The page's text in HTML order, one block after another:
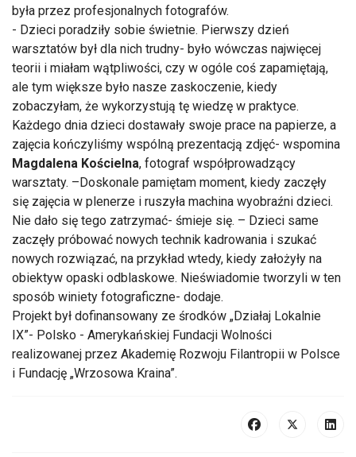
była przez profesjonalnych fotografów.
- Dzieci poradziły sobie świetnie. Pierwszy dzień
warsztatów był dla nich trudny- było wówczas najwięcej
teorii i miałam wątpliwości, czy w ogóle coś zapamiętają,
ale tym większe było nasze zaskoczenie, kiedy
zobaczyłam, że wykorzystują tę wiedzę w praktyce.
Każdego dnia dzieci dostawały swoje prace na papierze, a
zajęcia kończyliśmy wspólną prezentacją zdjęć- wspomina
Magdalena Kościelna, fotograf współprowadzący
warsztaty. –Doskonale pamiętam moment, kiedy zaczęły
się zajęcia w plenerze i ruszyła machina wyobraźni dzieci.
Nie dało się tego zatrzymać- śmieje się. – Dzieci same
zaczęły próbować nowych technik kadrowania i szukać
nowych rozwiązać, na przykład wtedy, kiedy założyły na
obiektyw opaski odblaskowe. Nieświadomie tworzyli w ten
sposób winiety fotograficzne- dodaje.
Projekt był dofinansowany ze środków „Działaj Lokalnie
IX”- Polsko - Amerykańskiej Fundacji Wolności
realizowanej przez Akademię Rozwoju Filantropii w Polsce
i Fundację „Wrzosowa Kraina”.